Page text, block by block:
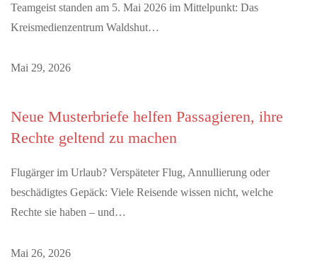
Teamgeist standen am 5. Mai 2026 im Mittelpunkt: Das
Kreismedienzentrum Waldshut…
Mai 29, 2026
Neue Musterbriefe helfen Passagieren, ihre
Rechte geltend zu machen
Flugärger im Urlaub? Verspäteter Flug, Annullierung oder
beschädigtes Gepäck: Viele Reisende wissen nicht, welche
Rechte sie haben – und…
Mai 26, 2026